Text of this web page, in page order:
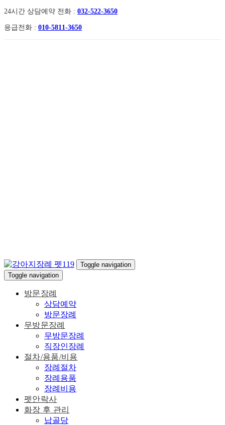
Skip
Skip
primary
24시간 상담예약 전화 : 032-522-3650
응급전화 : 010-5811-3650
Toggle navigation
Toggle navigation
방문장례
상담예약
방문장례
무방문장례
무방문장례
직장인장례
절차/용품/비용
장례절차
장례용품
장례비용
펫안락사
화장 후 관리
납골당